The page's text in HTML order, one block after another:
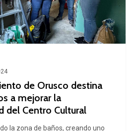
de Orusco destina
a mejorar la
del Centro Cultural
la zona de baños, creando uno